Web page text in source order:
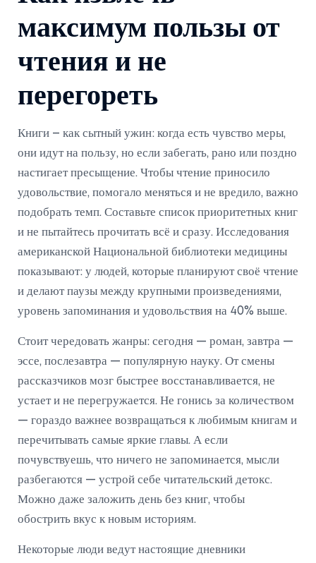
максимум пользы от
чтения и не
перегореть
Книги – как сытный ужин: когда есть чувство меры,
они идут на пользу, но если забегать, рано или поздно
настигает пресыщение. Чтобы чтение приносило
удовольствие, помогало меняться и не вредило, важно
подобрать темп. Составьте список приоритетных книг
и не пытайтесь прочитать всё и сразу. Исследования
американской Национальной библиотеки медицины
показывают: у людей, которые планируют своё чтение
и делают паузы между крупными произведениями,
уровень запоминания и удовольствия на 40% выше.
Стоит чередовать жанры: сегодня — роман, завтра —
эссе, послезавтра — популярную науку. От смены
рассказчиков мозг быстрее восстанавливается, не
устает и не перегружается. Не гонись за количеством
— гораздо важнее возвращаться к любимым книгам и
перечитывать самые яркие главы. А если
почувствуешь, что ничего не запоминается, мысли
разбегаются — устрой себе читательский детокс.
Можно даже заложить день без книг, чтобы
обострить вкус к новым историям.
Некоторые люди ведут настоящие дневники